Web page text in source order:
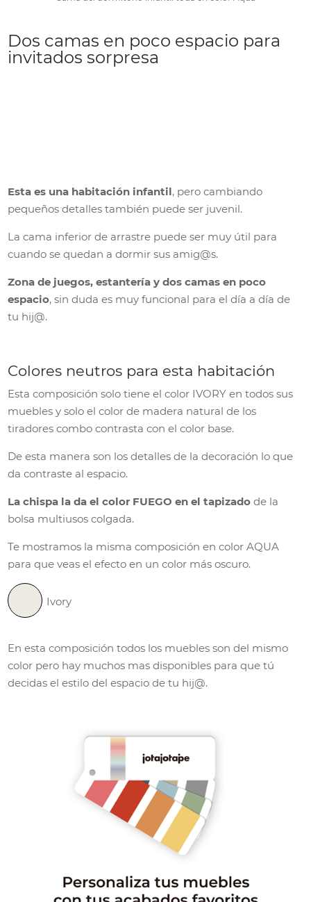
Dos camas en poco espacio para
invitados sorpresa
Esta es una habitación infantil, pero cambiando
pequeños detalles también puede ser juvenil.
La cama inferior de arrastre puede ser muy útil para
cuando se quedan a dormir sus amig@s.
Zona de juegos, estantería y dos camas en poco
espacio, sin duda es muy funcional para el día a día de
tu hij@.
Colores neutros para esta habitación
Esta composición solo tiene el color IVORY en todos sus
muebles y solo el color de madera natural de los
tiradores combo contrasta con el color base.
De esta manera son los detalles de la decoración lo que
da contraste al espacio.
La chispa la da el color FUEGO en el tapizado de la
bolsa multiusos colgada.
Te mostramos la misma composición en color AQUA
para que veas el efecto en un color más oscuro.
Ivory
En esta composición todos los muebles son del mismo
color pero hay muchos mas disponibles para que tú
decidas el estilo del espacio de tu hij@.